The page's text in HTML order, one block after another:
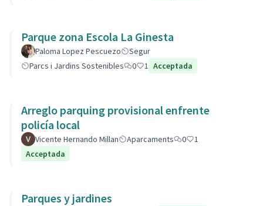
Parque zona Escola La Ginesta
Paloma Lopez Pescuezo
Segur
Parcs i Jardins Sostenibles
0 1 Acceptada
Arreglo parquing provisional enfrente
policía local
Vicente Hernando Millan Aparcaments 0
1
Acceptada
Parques y jardines